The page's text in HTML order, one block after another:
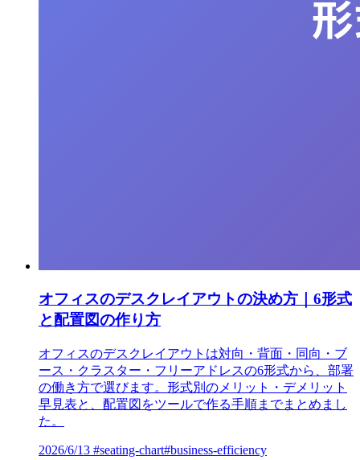
オフィスのデスクレイアウトの決め方｜6形式
と配置図の作り方
オフィスのデスクレイアウトは対向・背面・同向・ブ
ース・クラスター・フリーアドレスの6形式から、部署
の働き方で選びます。形式別のメリット・デメリット
早見表と、配置図をツールで作る手順までまとめまし
た。
2026/6/13 #seating-chart#business-efficiency